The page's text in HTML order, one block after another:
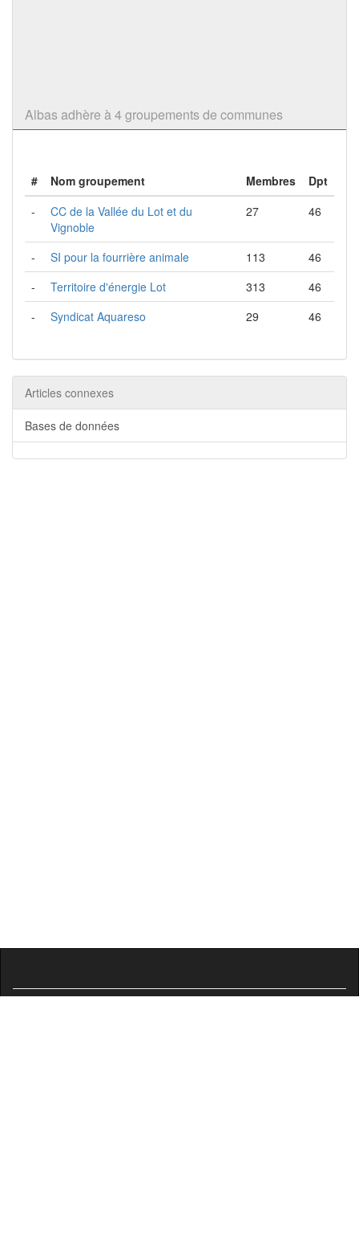
Albas adhère à 4 groupements de communes
# Nom groupement Membres
Dpt
-
CC de la Vallée du Lot et du
Vignoble
27 46
- SI pour la fourrière animale 113
46
-
Territoire d'énergie Lot 313
46
-
Syndicat Aquareso 29 46
Articles connexes
Bases de données